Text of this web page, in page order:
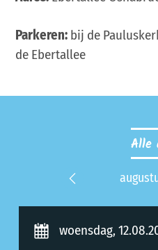
Parkeren: bij de
de Ebertallee
Alle
Previous
woensdag,